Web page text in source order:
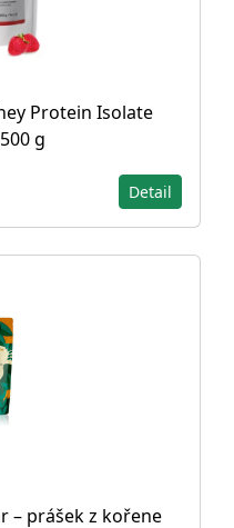
Protein Isolate
g
Detail
– prášek z kořene